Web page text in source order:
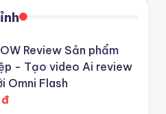
Review Sản phẩm
- Tạo video Ai review
Omni Flash